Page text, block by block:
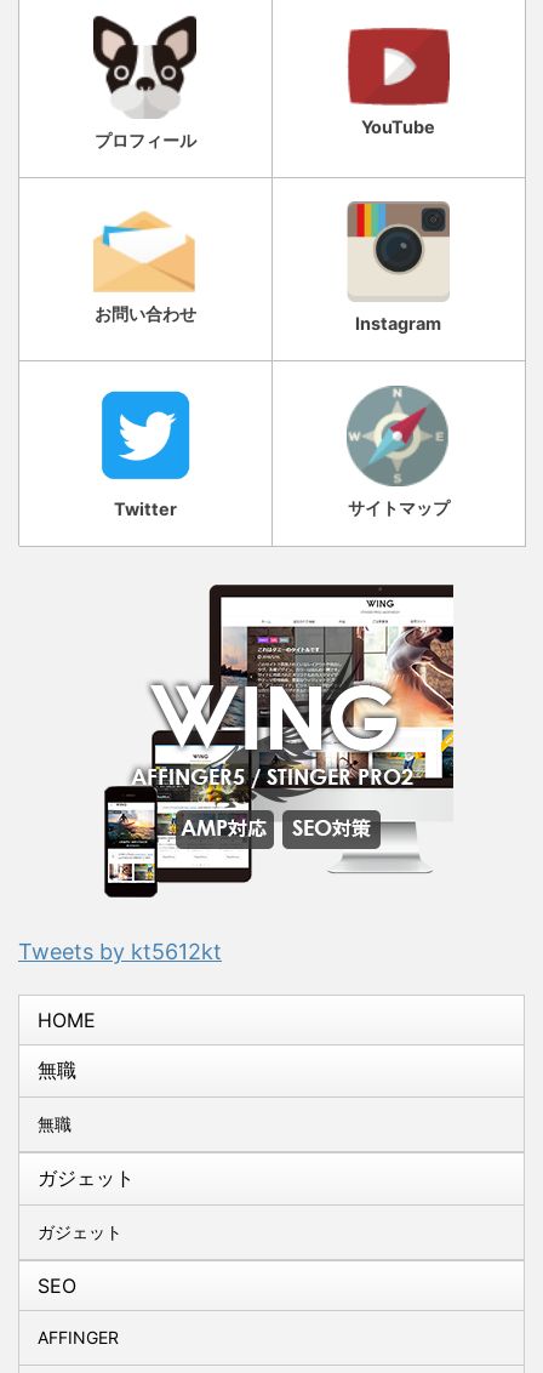
プロフィール
YouTube
お問い合わせ Instagram
Twitter サイトマップ
Tweets by kt5612kt
HOME
無職
無職
ガジェット
ガジェット
SEO
AFFINGER